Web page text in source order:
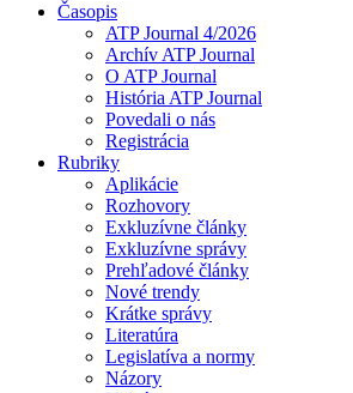
Časopis
ATP Journal 4/2026
Archív ATP Journal
O ATP Journal
História ATP Journal
Povedali o nás
Registrácia
Rubriky
Aplikácie
Rozhovory
Exkluzívne články
Exkluzívne správy
Prehľadové články
Nové trendy
Krátke správy
Literatúra
Legislatíva a normy
Názory